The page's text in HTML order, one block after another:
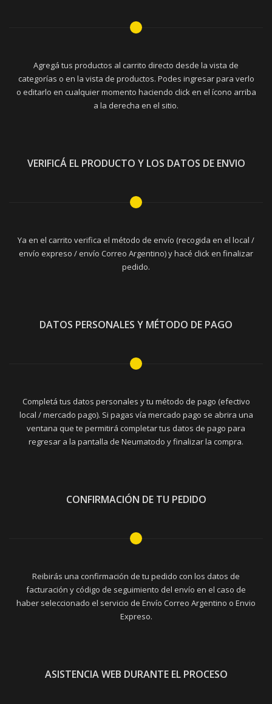
Agregá tus productos al carrito directo desde la vista de
categorías o en la vista de productos. Podes ingresar para verlo
o editarlo en cualquier momento haciendo click en el ícono arriba
a la derecha en el sitio.
VERIFICÁ EL PRODUCTO Y LOS DATOS DE ENVIO
Ya en el carrito verifica el método de envío (recogida en el local /
envío expreso / envío Correo Argentino) y hacé click en finalizar
pedido.
DATOS PERSONALES Y MÉTODO DE PAGO
Completá tus datos personales y tu método de pago (efectivo
local / mercado pago). Si pagas vía mercado pago se abrira una
ventana que te permitirá completar tus datos de pago para
regresar a la pantalla de Neumatodo y finalizar la compra.
CONFIRMACIÓN DE TU PEDIDO
Reibirás una confirmación de tu pedido con los datos de
facturación y código de seguimiento del envío en el caso de
haber seleccionado el servicio de Envío Correo Argentino o Envio
Expreso.
ASISTENCIA WEB DURANTE EL PROCESO